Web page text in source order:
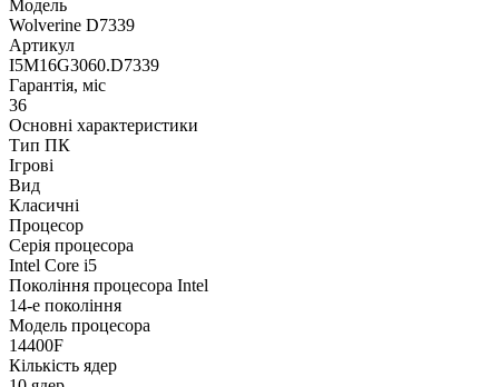
Модель
Wolverine D7339
Артикул
I5M16G3060.D7339
Гарантія, міс
36
Основні характеристики
Тип ПК
Ігрові
Вид
Класичні
Процесор
Серія процесора
Intel Core i5
Покоління процесора Intel
14-е покоління
Модель процесора
14400F
Кількість ядер